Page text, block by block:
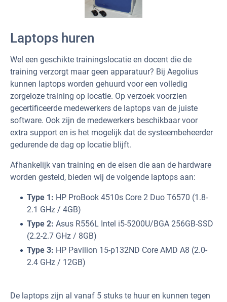
Laptops huren
Wel een geschikte trainingslocatie en docent die de
training verzorgt maar geen apparatuur? Bij Aegolius
kunnen laptops worden gehuurd voor een volledig
zorgeloze training op locatie. Op verzoek voorzien
gecertificeerde medewerkers de laptops van de juiste
software. Ook zijn de medewerkers beschikbaar voor
extra support en is het mogelijk dat de systeembeheerder
gedurende de dag op locatie blijft.
Afhankelijk van training en de eisen die aan de hardware
worden gesteld, bieden wij de volgende laptops aan:
Type 1: HP ProBook 4510s Core 2 Duo T6570 (1.8-
2.1 GHz / 4GB)
Type 2: Asus R556L Intel i5-5200U/BGA 256GB-SSD
(2.2-2.7 GHz / 8GB)
Type 3: HP Pavilion 15-p132ND Core AMD A8 (2.0-
2.4 GHz / 12GB)
De laptops zijn al vanaf 5 stuks te huur en kunnen tegen